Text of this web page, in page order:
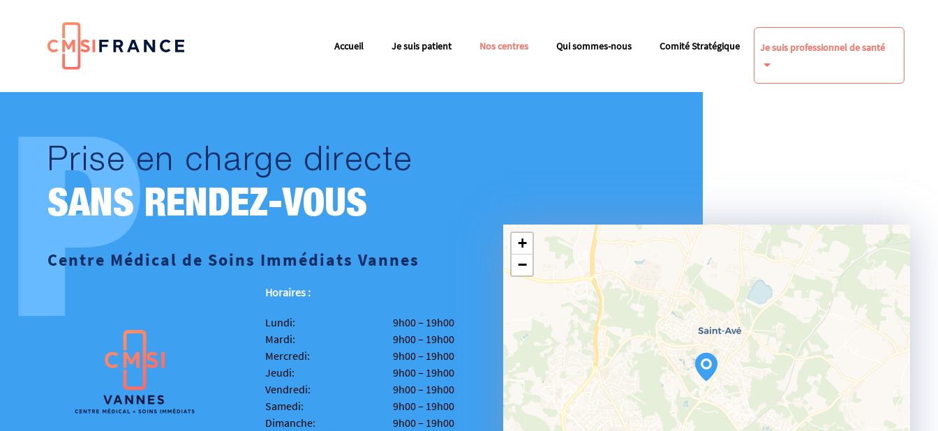
Accueil Je suis patient Nos centres Qui sommes-nous Comité Stratégique Je suis professionnel de santé
P
Prise en charge directe
SANS RENDEZ-VOUS
Centre Médical de Soins Immédiats Vannes
Horaires :
Lundi:
9h00 – 19h00
Mardi:
9h00 – 19h00
Mercredi:
9h00 – 19h00
Jeudi:
9h00 – 19h00
Vendredi:
9h00 – 19h00
Samedi:
9h00 – 19h00
Dimanche:
9h00 – 19h00
+
−